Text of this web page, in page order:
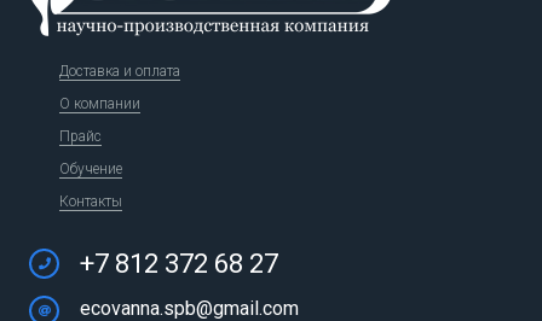
Доставка и оплата
О компании
Прайс
Обучение
Контакты
+7 812 372 68 27
ecovanna.spb@gmail.com